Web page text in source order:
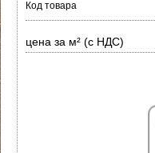
Код товара
цена за м² (с НДС)